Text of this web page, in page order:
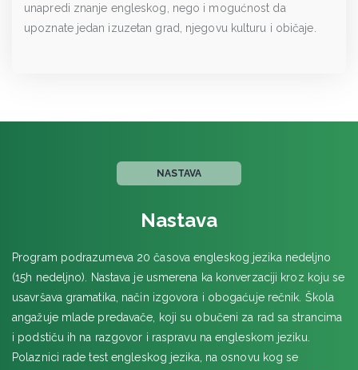
unapredi znanje engleskog, nego i mogućnost da
upoznate jedan izuzetan grad, njegovu kulturu i običaje.
NASTAVA
Nastava
Program podrazumeva 20 časova engleskog jezika nedeljno
(15h nedeljno). Nastava je usmerena ka konverzaciji kroz koju se
usavršava gramatika, način izgovora i obogaćuje rečnik. Škola
angažuje mlade predavače, koji su obučeni za rad sa strancima
i podstiču ih na razgovor i raspravu na engleskom jeziku.
Polaznici rade test engleskog jezika, na osnovu kog se